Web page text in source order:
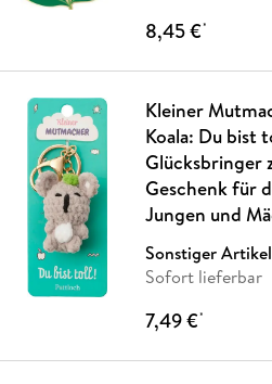
8,45 €*
Kleiner
Koala: Du bist
Glücksbringer
Geschenk für
Jungen und
Sonstiger Artikel
Sofort lieferbar
7,49 €*